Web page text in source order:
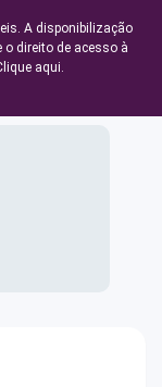
A disponibilização
direito de acesso à
aqui.